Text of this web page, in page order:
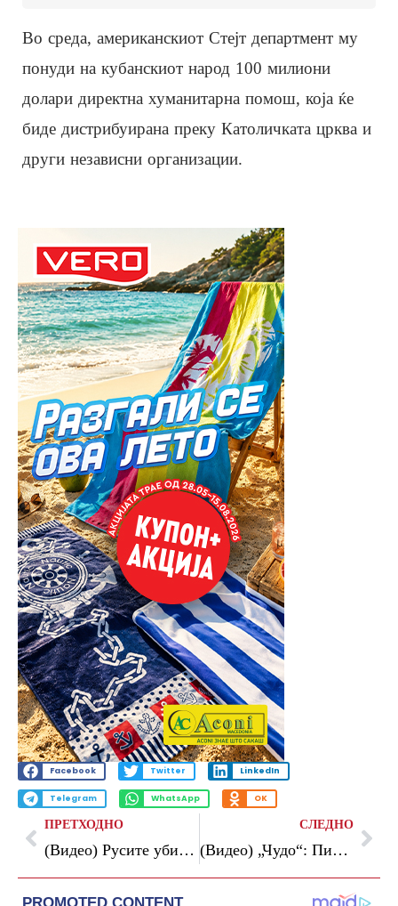
Во среда, американскиот Стејт департмент му
понуди на кубанскиот народ 100 милиони
долари директна хуманитарна помош, која ќе
биде дистрибуирана преку Католичката црква и
други независни организации.
Facebook Twitter LinkedIn
Telegram WhatsApp OK
ПРЕТХОДНО
(Видео) Русите убија повеќе од 20 луѓе во Киев во брутален напад: синоќа дојде одмаздата
СЛЕДНО
(Видео) „Чудо“: Пилот изврши итно слетување во Атлантикот, сите се спасени